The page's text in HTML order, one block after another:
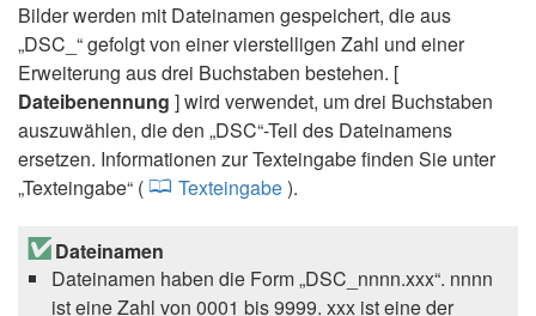
Bilder werden mit Dateinamen gespeichert, die aus
„DSC_“ gefolgt von einer vierstelligen Zahl und einer
Erweiterung aus drei Buchstaben bestehen. [
Dateibenennung ] wird verwendet, um drei Buchstaben
auszuwählen, die den „DSC“-Teil des Dateinamens
ersetzen. Informationen zur Texteingabe finden Sie unter
„Texteingabe“ (
Texteingabe).
Dateinamen
Dateinamen haben die Form „DSC_nnnn.xxx“. nnnn
ist eine Zahl von 0001 bis 9999. xxx ist eine der